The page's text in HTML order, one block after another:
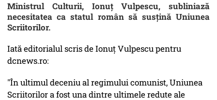
Ministrul Culturii, Ionuț Vulpescu, subliniază
necesitatea ca statul român să susțină Uniunea
Scriitorilor.
Iată editorialul scris de Ionuț Vulpescu pentru
dcnews.ro:
"În ultimul deceniu al regimului comunist, Uniunea
Scriitorilor a fost una dintre ultimele redute ale